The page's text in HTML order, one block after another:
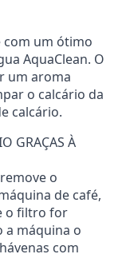
com um ótimo
AquaClean. O
um aroma
o calcário da
calcário.
GRAÇAS À
o
de café,
o filtro for
máquina o
com